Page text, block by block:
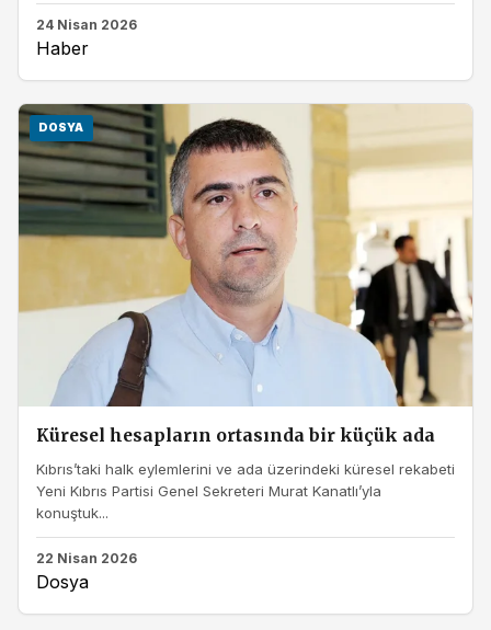
24 Nisan 2026
Haber
DOSYA
Küresel hesapların ortasında bir küçük ada
Kıbrıs’taki halk eylemlerini ve ada üzerindeki küresel rekabeti
Yeni Kıbrıs Partisi Genel Sekreteri Murat Kanatlı’yla
konuştuk...
22 Nisan 2026
Dosya